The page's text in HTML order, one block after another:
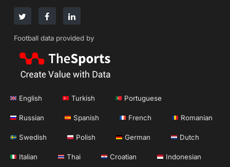
Football data provided by
English Turkish Portuguese
Russian Spanish French Romanian
Swedish Polish German Dutch
Italian Thai Croatian Indonesian